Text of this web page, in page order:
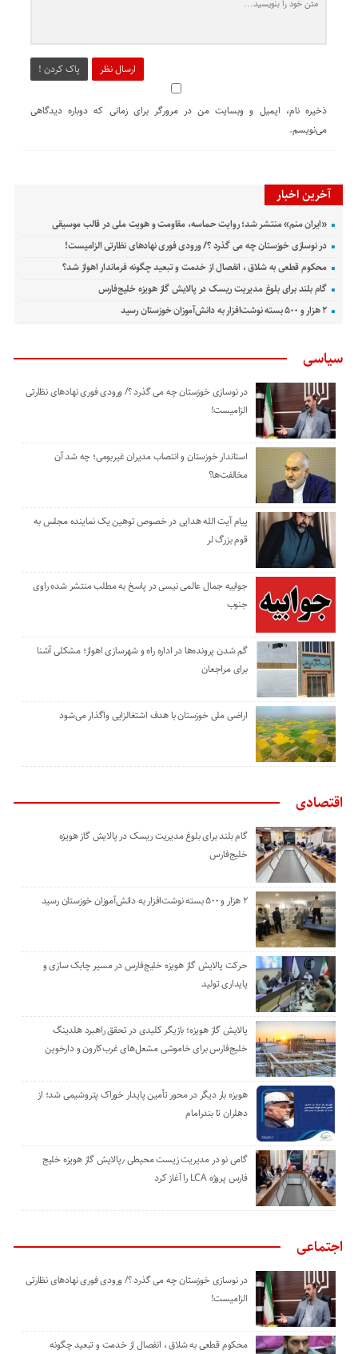
ارسال نظر پاک کردن !
ذخیره نام، ایمیل و وبسایت من در مرورگر برای زمانی که دوباره دیدگاهی
می‌نویسم.
آخرین اخبار
«ایران منم» منتشر شد؛ روایت حماسه، مقاومت و هویت ملی در قالب موسیقی
در نوسازی خوزستان چه می گذرد ؟/ ورودی فوری نهادهای نظارتی الزامیست!
محکوم قطعی به شلاق ، انفصال از خدمت و تبعید چگونه فرماندار اهواز شد؟
گام بلند برای بلوغ مدیریت ریسک در پالایش گاز هویزه خلیج‌فارس
۲ هزار و ۵۰۰ بسته نوشت‌افزار به دانش‌آموزان خوزستان رسید
سیاسی
در نوسازی خوزستان چه می گذرد ؟/ ورودی فوری نهادهای نظارتی
الزامیست!
استاندار خوزستان و انتصاب مدیران غیربومی؛ چه شد آن
مخالفت‌ها؟
پیام آیت الله هدایی در خصوص توهین یک نماینده مجلس به
قوم بزرگ لر
جوابیه جمال عالمی نیسی در پاسخ به مطلب منتشر شده راوی
جنوب
گم شدن پرونده‌ها در اداره راه و شهرسازی اهواز؛ مشکلی آشنا
برای مراجعان
اراضی ملی خوزستان با هدف اشتغالزایی واگذار می‌شود
اقتصادی
گام بلند برای بلوغ مدیریت ریسک در پالایش گاز هویزه
خلیج‌فارس
۲ هزار و ۵۰۰ بسته نوشت‌افزار به دانش‌آموزان خوزستان رسید
حرکت پالایش گاز هویزه خلیج‌فارس در مسیر چابک سازی و
پایداری تولید
پالایش گاز هویزه؛ بازیگر کلیدی در تحقق راهبرد هلدینگ
خلیج‌فارس برای خاموشی مشعل‌های غرب‌کارون و دارخوین
هویزه بار دیگر در محور تأمین پایدار خوراک پتروشیمی شد؛ از
دهلران تا بندرامام
گامی نو در مدیریت زیست ‌محیطی ٫پالایش گاز هویزه خلیج
‌فارس پروژه LCA را آغاز کرد
اجتماعی
در نوسازی خوزستان چه می گذرد ؟/ ورودی فوری نهادهای نظارتی
الزامیست!
محکوم قطعی به شلاق ، انفصال از خدمت و تبعید چگونه